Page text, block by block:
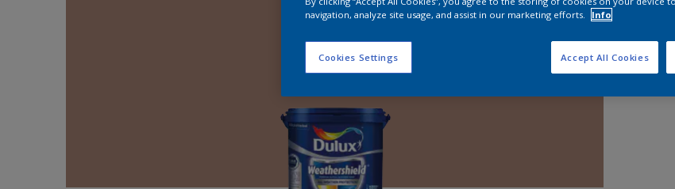
navigation, analyze site usage, and assist in our marketing efforts.
Info
Cookies Settings Accept All Cookies